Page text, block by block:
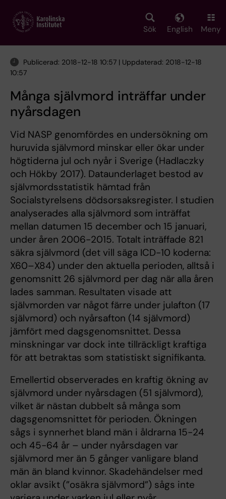
main
Sök English Meny
Publicerad: 2018-12-18 10:57 | Uppdaterad: 2018-12-18
10:57
Många självmord inträffar under
nyårsdagen
Vid NASP genomfördes en undersökning om
huruvida självmord minskar eller ökar under
högtiderna jul och nyår i Sverige (Hadlaczky
och Hökby 2017). Dataunderlaget bestod av
självmordsstatistik hämtad från
Socialstyrelsens dödsorsaksregister. I studien
analyserades alla självmord som inträffat
mellan datumen 15 december och 15 januari,
under åren 2006-2015. Totalt inträffade 821
säkra självmord (det vill säga ICD-10 koderna:
X60–X84) under den aktuella perioden, alltså i
genomsnitt 26 självmord per dag när alla åren
lades samman. Resultaten visade att
självmorden var något färre under julafton (17
självmord) och nyårsafton (14 självmord)
jämfört med dagsgenomsnittet. Dessa
minskningar var dock inte tillräckligt kraftiga
för att betraktas som statistiskt signifikanta.
Emellertid observerades en kraftig ökning av
självmord under nyårsdagen (51 självmord),
vilket är nästan dubbelt så många som
dagsgenomsnittet för perioden. Ökningen
sågs i synnerhet bland män i åldrarna 15-24
och 45-64 år – under nyårsdagen var
självmord mer än 5 gånger vanligare bland
män än bland kvinnor. Skadehändelser med
oklar avsikt (”osäkra självmord”) sågs inte